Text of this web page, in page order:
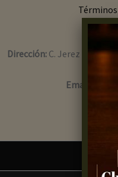
Dirección:C. Jerez Perchet,
Email: